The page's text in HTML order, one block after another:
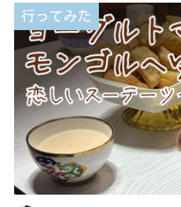
行ってみた